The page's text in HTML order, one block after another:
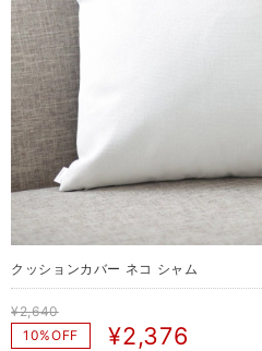
クッションカバー ネコ シャム
¥2,640
10%OFF
¥2,376